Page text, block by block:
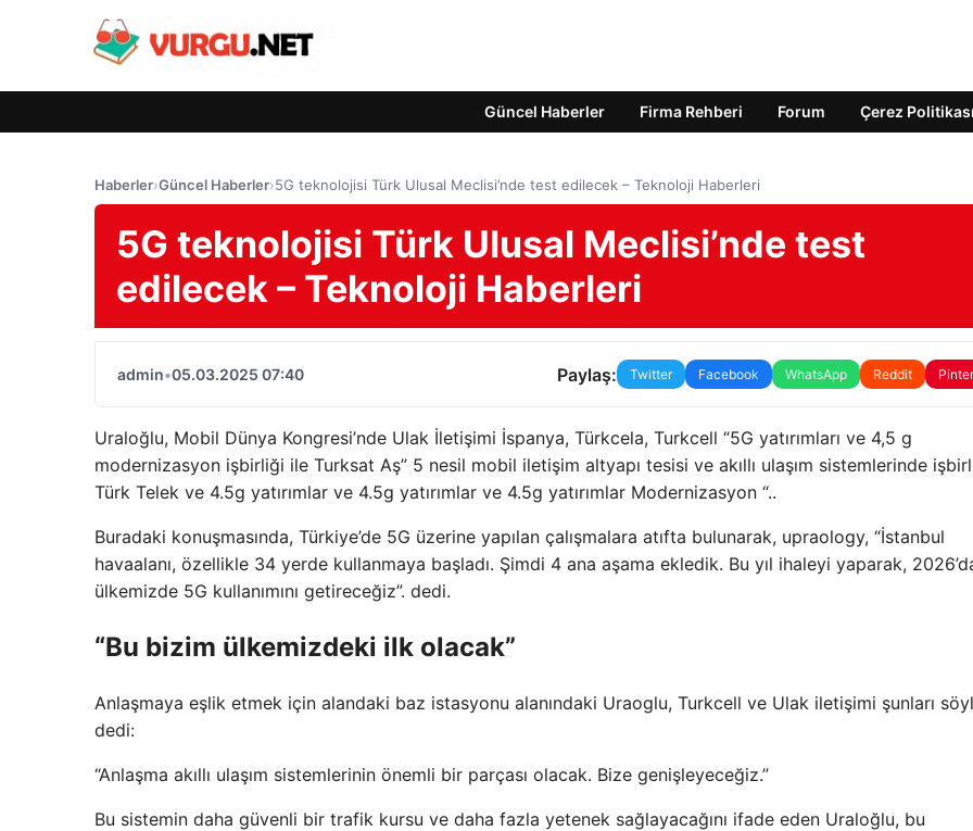
Güncel Haberler Firma Rehberi Forum Çerez Politikası
Haberler›Güncel Haberler›5G teknolojisi Türk Ulusal Meclisi’nde test edilecek – Teknoloji Haberleri
5G teknolojisi Türk Ulusal Meclisi’nde test
edilecek – Teknoloji Haberleri
admin•05.03.2025 07:40 Paylaş: Twitter Facebook WhatsApp Reddit
Uraloğlu, Mobil Dünya Kongresi’nde Ulak İletişimi İspanya, Türkcela, Turkcell “5G yatırımları ve 4,5 g
modernizasyon işbirliği ile Turksat Aş” 5 nesil mobil iletişim altyapı tesisi ve akıllı ulaşım sistemlerinde
Türk Telek ve 4.5g yatırımlar ve 4.5g yatırımlar ve 4.5g yatırımlar Modernizasyon “..
Buradaki konuşmasında, Türkiye’de 5G üzerine yapılan çalışmalara atıfta bulunarak, upraology, “İstanbul
havaalanı, özellikle 34 yerde kullanmaya başladı. Şimdi 4 ana aşama ekledik. Bu yıl ihaleyi yaparak,
ülkemizde 5G kullanımını getireceğiz”. dedi.
“Bu bizim ülkemizdeki ilk olacak”
Anlaşmaya eşlik etmek için alandaki baz istasyonu alanındaki Uraoglu, Turkcell ve Ulak iletişimi şunları
dedi:
“Anlaşma akıllı ulaşım sistemlerinin önemli bir parçası olacak. Bize genişleyeceğiz.”
Bu sistemin daha güvenli bir trafik kursu ve daha fazla yetenek sağlayacağını ifade eden Uraloğlu, bu